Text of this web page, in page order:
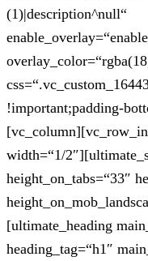
(1)|description^null“
!important;padding-
width=“1/
height_on_tabs=“33″
[ultimate_heading
heading_tag=“h1″